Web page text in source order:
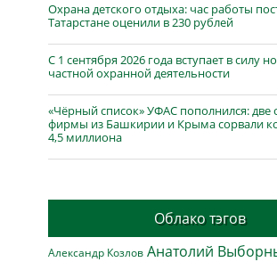
Охрана детского отдыха: час работы
Татарстане оценили в 230 рублей
С 1 сентября 2026 года вступает в силу
частной охранной деятельности
«Чёрный список» УФАС пополнился: две
фирмы из Башкирии и Крыма сорвали
4,5 миллиона
Облако тэгов
Александр Козлов Анатолий